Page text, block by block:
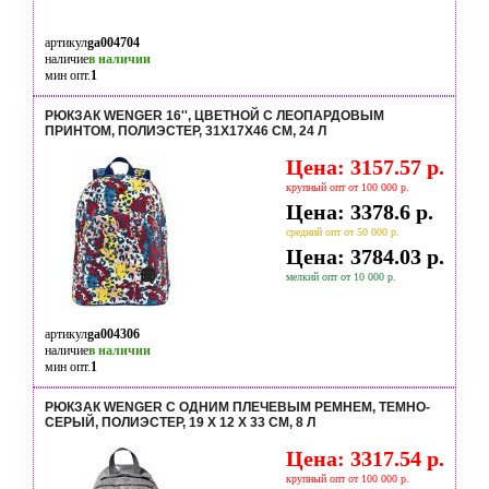
артикулga004704
наличиев наличии
мин опт.1
РЮКЗАК WENGER 16'', ЦВЕТНОЙ С ЛЕОПАРДОВЫМ
ПРИНТОМ, ПОЛИЭСТЕР, 31X17X46 СМ, 24 Л
Цена: 3157.57 р.
крупный опт от 100 000 р.
Цена: 3378.6 р.
средний опт от 50 000 р.
Цена: 3784.03 р.
мелкий опт от 10 000 р.
артикулga004306
наличиев наличии
мин опт.1
РЮКЗАК WENGER С ОДНИМ ПЛЕЧЕВЫМ РЕМНЕМ, ТЕМНО-
CЕРЫЙ, ПОЛИЭСТЕР, 19 Х 12 Х 33 СМ, 8 Л
Цена: 3317.54 р.
крупный опт от 100 000 р.